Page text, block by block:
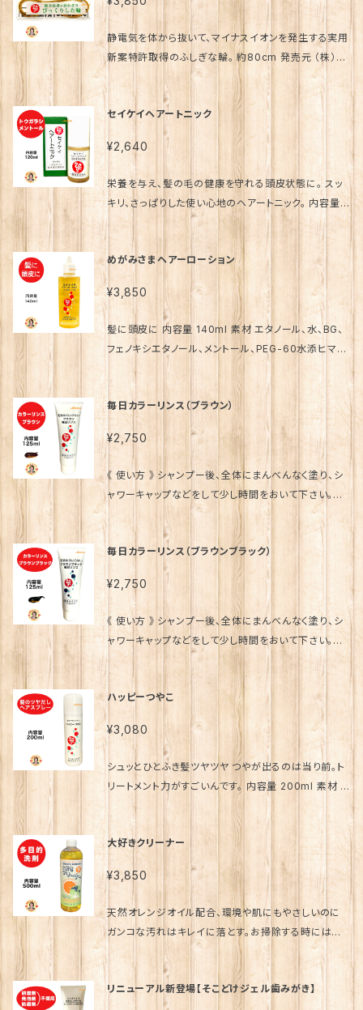
売元 （株）銀座まるかん日本漢方研究所 製造販売元
(株)プロティア 販売事業者名 銀座まるかん専門店オ
肌に異常が生じてないかよく注意して使用してくださ
い。。 ● お肌に合わない時は、ご使用をおやめくださ
座まるかん まるかん 公式ショップ 正規店 正規品 専門
店 日本漢方研究所 オンライン ショップ コスメ 化粧品
元気 キレイ 美容 生活習慣 老化 喫煙 飲酒 栄養不足
ストレス 紫外線 食品添加物 ペット 陽性 陰性 体質 波
動 因果 解消 浄化 神的配合 八大龍王 水晶 ポイント
龍眼 愛弟子 柴村恵美子 宮本真由美 舛岡はなゑ みっ
ちゃん先生 芦川裕子 千葉純一 宇野信行 遠藤忠夫 金
龍 水素 スイソムリエ 近未来メイクアドバイザー 美開
運メイクアップアーティスト 大宇宙エネルギー療法 天
国言葉 歩き元気 ひざこし命 青汁酢 パニウツ元気 ワカ
静電気を体から抜いて、マイナスイオンを発生する実用
新案特許取得のふしぎな輪。 約80cm 発売元 （株）銀
座まるかん日本漢方研究所 販売事業者名 銀座まるか
ん専門店オーロラ 代表 篠澤貴美枝 斎藤一人 さいと
うひとり 斉藤一人 ひとりさん 銀座まるかん まるかん
公式ショップ 正規店 正規品 専門店 日本漢方研究所
オンライン ショップ コスメ 化粧品 元気 キレイ 美容 生
活習慣 老化 喫煙 飲酒 栄養不足 ストレス 紫外線 食
品添加物 ペット 陽性 陰性 体質 波動 因果 解消 浄化
神的配合 八大龍王 水晶 ポイント 龍眼 愛弟子 柴村恵
美子 宮本真由美 舛岡はなゑ みっちゃん先生 芦川裕
子 千葉純一 宇野信行 遠藤忠夫 金龍 水素 スイソムリ
エ 近未来メイクアドバイザー 美開運メイクアップアー
ティスト 大宇宙エネルギー療法 天国言葉 歩き元気 ひ
ざこし命 青汁酢 パニウツ元気 ワカスギール
セイケイヘアートニック
¥2,640
栄養を与え、髪の毛の健康を守れる頭皮状態に。 スッ
キリ、さっぱりした使い心地のヘアートニック。 内容量 1
20ml 素材 エタノール、水、PG、香料、トウガラシエキ
ス、メントール、ピリドキシンHCI、PEG-60水添ヒマシ
油、レゾルシン、シルクエキス、セイヨウハッカエキス、
ポリソルベート80、オレス-8リン酸Na、アルテアエキ
ス、センブリエキス、ヒノキチオール、セリン、バントテン
製造販売元 太陽製薬(株) 販売事業者名 銀座まるかん
専門店オーロラ 代表 篠澤貴美枝 ～ 使用上のご注意
～ ●お肌に異常が生じてないかよく注意して使用して
ください。。 ● お肌に合わない時は、ご使用をおやめく
ださい。 斎藤一人 さいとうひとり 斉藤一人 ひとりさん
銀座まるかん まるかん 公式ショップ 正規店 正規品 専
門店 日本漢方研究所 オンライン ショップ コスメ 化粧
品 元気 キレイ 美容 生活習慣 老化 喫煙 飲酒 栄養不
足 ストレス 紫外線 食品添加物 ペット 陽性 陰性 体質
波動 因果 解消 浄化 神的配合 八大龍王 水晶 ポイン
ト 龍眼 愛弟子 柴村恵美子 宮本真由美 舛岡はなゑ
みっちゃん先生 芦川裕子 千葉純一 宇野信行 遠藤忠
夫 金龍 水素 スイソムリエ 近未来メイクアドバイザー
美開運メイクアップアーティスト 大宇宙エネルギー療
法 天国言葉 歩き元気 ひざこし命 青汁酢 パニウツ元
気 ワカスギール
めがみさまヘアーローション
¥3,850
髪に頭皮に 内容量 140ml 素材 エタノール、水、BG、
フェノキシエタノール、メントール、PEG-60水添ヒマシ
油、オレンジ油、海塩、センブリエキス、オタネニンジン
エキス、塩化 K、塩化Mg、塩化Na、水酸化K、アセンヤ
クエキス、アマチャエキス、アシタバエキス、イチョウ葉
エキス、ウイキョウ果実エキス、ノイバラ果実エキス、オ
ウゴンエキス、キハダ樹皮エキス、オウレン根エキス、オ
オムギエキス、ガマ穂エキス、カワラヨモギエキス、キョ
ウニンエキス、クチナシエキス、クマザサエキス、クララ
エキス、マグワ根皮エキス、ゲンノショウコエキス、コウ
ホネエキス、ゴボウ根エキス、コメヌカエキス、コンフリ
ーエキス、サイシンエキス、サンザシエキス、サンショウ
果実エキス、シイタケエキス、ジオウエキス、ムラサキ根
エキス、シソ葉エキス、シャクヤク根エキス、ショウガ根
エキス、ヨーロッパシラカバ樹皮エキス、スイカズラ花
エキス、センキュウエキス、チャ葉エキス、チョウジエキ
ス、ウンシュウミカン果皮エキス、トウガラシエキス、ト
ウキ根エキス、トウニンエキス、ビターオレンジ果皮エ
キス、ドクダミエキス、ヒキオコシエキス、ビワ葉エキ
ス、ブクリョウエキス、ヘチマエキス、ベニバナエキス、
ボタンエキス、ホップエキス、モモ葉エキス、ユキノシタ
エキス、マドンナリリー根エキス、ヨクイニンエキス、ヨ
モギ葉エキス、ワレモコウエキス、アルテア根エキス、ア
ルニカ花エキス、アロエエキス、イラクサ葉エキス、オト
ギリソウエキス、オドリコソウエキス、オランダカラシエ
キス、カミツレエキス、カラスムギ穀粒エキス、クインス
シードエキス、クロレラエキス、クレマティスエキス、紅
茶エキス、コムギ胚芽エキス、サボンソウエキス、フユボ
ダイジュ花エキス、セイヨウナツユキソウ花エキス、ス
ギナエキス、セイヨウキズタエキス、セイヨウニワトコエ
キス、セイヨウノコギリソウエキス、セイヨウハッカ葉エ
キス、セージ葉エキス、ゼニアオイエキス、ワイルドタイ
ムエキス、ツボクサエキス、トウキンセンカ花エキス、カ
ニナバラ果実エキス、パセリエキス、ハマメリスエキス、
センチフォリアバラ花エキス、ブドウ葉エキス、ブッチャ
毎日カラーリンス（ブラウン）
¥2,750
《 使い方 》 シャンプー後、全体にまんべんなく塗り、シ
ャワーキャップなどをして少し時間をおいて下さい。早
く染めたい場合はシャンプー前に全体にブラシなどで、
まんべんなく塗ってから、シャワーキャップなどをして少
し時間をおいてから洗い流してみて下さい。 髪をふく時
などバスタオルに色がつきやすいので、専用に１枚ご用
意されることをオススメします。 ※ 直接手で触ると、手
にも色がついてしまう事がありますので 手袋やブラシ
などのご使用がオススメです。 毎日すれば、毎日明るい
髪になります。 内容量 125ml 素材 水、セタノール、ベ
ンジルアルコール、キャンデリラロウ、グリコール酸、ミ
ツロウ、リン酸、パルミトイルメチルタウリンNa、セテス-
13、(C14-16)オレフィンスルホン酸Na、ミリスチン酸イ
ソプロピル、ステアリン酸グリセリル、キサンタンガム、
エトキシグリコール、アンモニア水、橙205、黒401、紫4
01、赤106、ヘキシルデカノ—ル、メチルパラベン 発売
元 （株）銀座まるかん日本漢方研究所 製造販売元
(株)プロティア 販売事業者名 銀座まるかん専門店オ
ーロラ 代表 篠澤貴美枝 ～ 使用上のご注意 ～ ●お
肌に異常が生じてないかよく注意して使用してくださ
い。。 ● お肌に合わない時は、ご使用をおやめくださ
い。 斎藤一人 さいとうひとり 斉藤一人 ひとりさん 銀
座まるかん まるかん 公式ショップ 正規店 正規品 専門
店 日本漢方研究所 オンライン ショップ コスメ 化粧品
元気 キレイ 美容 生活習慣 老化 喫煙 飲酒 栄養不足
ストレス 紫外線 食品添加物 ペット 陽性 陰性 体質 波
動 因果 解消 浄化 神的配合 八大龍王 水晶 ポイント
龍眼 愛弟子 柴村恵美子 宮本真由美 舛岡はなゑ みっ
毎日カラーリンス（ブラウンブラック）
¥2,750
《 使い方 》 シャンプー後、全体にまんべんなく塗り、シ
ャワーキャップなどをして少し時間をおいて下さい。早
く染めたい場合はシャンプー前に全体にブラシなどで、
まんべんなく塗ってから、シャワーキャップなどをして少
し時間をおいてから洗い流してみて下さい。 髪をふく時
などバスタオルに色がつきやすいので、専用に１枚ご用
意されることをオススメします。 ※ 直接手で触ると、手
にも色がついてしまう事がありますので 手袋やブラシ
などのご使用がオススメです。 毎日すれば、毎日ツヤの
ある黒髪になります。 内容量 125ml 素材 水、セタノー
ル、ベンジルアルコール、キャンデリラロウ、グリコール
酸、ミツロウ、リン酸、パルミトイルメチルタウリンNa、セ
テス-13、(C14-16)オレフィンスルホン酸Na、ミリスチ
ン酸イソプロピル、ステアリン酸グリセリル、キサンタン
ガム、エトキシグリコール、アンモニア水、橙205、黒40
1、紫401、赤107、ヘキシルデカノ—ル、メチルパラベン
発売元 （株）銀座まるかん日本漢方研究所 製造販売元
(株)プロティア 販売事業者名 銀座まるかん専門店オ
ーロラ 代表 篠澤貴美枝 ～ 使用上のご注意 ～ ●お
肌に異常が生じてないかよく注意して使用してくださ
ハッピーつやこ
¥3,080
シュッとひとふき髪ツヤツヤ つやが出るのは当り前。ト
リートメント力がすごいんです。 内容量 200ml 素材 L
PG、ジメチコン、シクロメチコン、パーシック油、アルニ
カ花エキス、モモ葉エキス、ローズマリーエキス、キダチ
アロエエキス-2、スクワラン、ミネラルオイル ～～～～
～～～～～～～～～～ （注）航空便に対応していませ
ん。 発売元 （株）銀座まるかん日本漢方研究所 製造販
売元 (株)プロティア 販売事業者名 銀座まるかん専門
店オーロラ 代表 篠澤貴美枝 ～ 使用上のご注意 ～
●お肌に異常が生じてないかよく注意して使用してくだ
さい。。 ● お肌に合わない時は、ご使用をおやめくださ
座まるかん まるかん 公式ショップ 正規店 正規品 専門
大好きクリーナー
¥3,850
天然オレンジオイル配合、環境や肌にもやさしいのに
ガンコな汚れはキレイに落とす。お掃除する時には欠
かせない1品です。 イロイロな物にも使える多目的洗
剤で、洗濯にも使えます。 内容量500ml 素材 天然オ
レンジオイル(6%)、天然椰子油脂肪酸カリウム(純石
リニューアル新登場【そこどけジェル歯みがき】